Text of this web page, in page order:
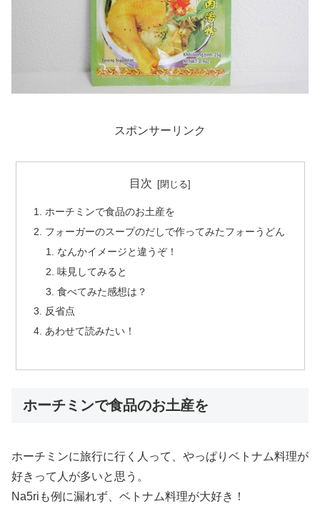
スポンサーリンク
目次
ホーチミンで食品のお土産を
フォーガーのスープのだしで作ってみたフォーうどん
なんかイメージと違うぞ！
味見してみると
食べてみた感想は？
反省点
あわせて読みたい！
ホーチミンで食品のお土産を
ホーチミンに旅行に行く人って、やっぱりベトナム料理が
好きって人が多いと思う。
Na5riも例に漏れず、ベトナム料理が大好き！